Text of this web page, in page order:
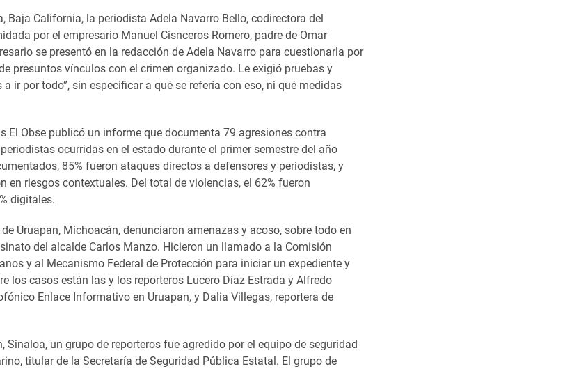
Baja California, la periodista Adela Navarro Bello, codirectora del
por el empresario Manuel Cisnceros Romero, padre de Omar
se presentó en la redacción de Adela Navarro para cuestionarla por
presuntos vínculos con el crimen organizado. Le exigió pruebas y
ir por todo”, sin especificar a qué se refería con eso, ni qué medidas
El Obse publicó un informe que documenta 79 agresiones contra
ocurridas en el estado durante el primer semestre del año
85% fueron ataques directos a defensores y periodistas, y
en riesgos contextuales. Del total de violencias, el 62% fueron
digitales.
Uruapan, Michoacán, denunciaron amenazas y acoso, sobre todo en
del alcalde Carlos Manzo. Hicieron un llamado a la Comisión
y al Mecanismo Federal de Protección para iniciar un expediente y
los casos están las y los reporteros Lucero Díaz Estrada y Alfredo
Enlace Informativo en Uruapan, y Dalia Villegas, reportera de
Sinaloa, un grupo de reporteros fue agredido por el equipo de seguridad
titular de la Secretaría de Seguridad Pública Estatal. El grupo de